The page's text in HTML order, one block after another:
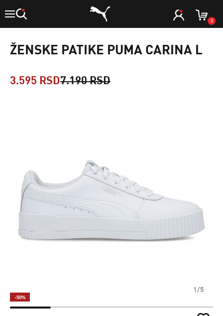
0
ŽENSKE PATIKE PUMA CARINA L
3.595 RSD7.190 RSD
1/5
-50%